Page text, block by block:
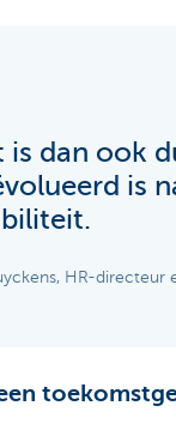
is dan ook
is
HR-directeur